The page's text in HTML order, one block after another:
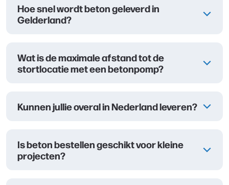
Hoe snel wordt beton geleverd in
Gelderland?
Wat is de maximale afstand tot de
stortlocatie met een betonpomp?
Kunnen jullie overal in Nederland leveren?
Is beton bestellen geschikt voor kleine
projecten?